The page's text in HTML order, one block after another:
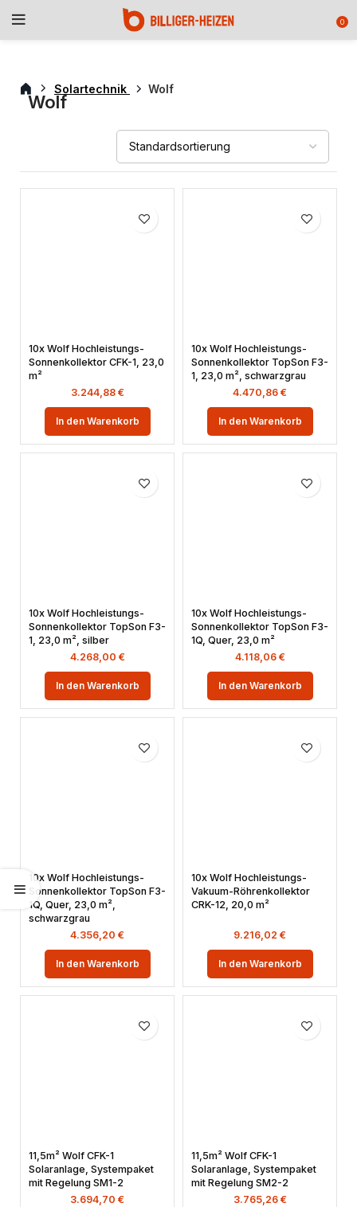
0
Solartechnik Wolf
Wolf
10x Wolf Hochleistungs-
Sonnenkollektor CFK-1, 23,0
m²
3.244,88 €
In den Warenkorb
10x Wolf Hochleistungs-
Sonnenkollektor TopSon F3-
1, 23,0 m², schwarzgrau
4.470,86 €
In den Warenkorb
10x Wolf Hochleistungs-
Sonnenkollektor TopSon F3-
1, 23,0 m², silber
4.268,00 €
In den Warenkorb
10x Wolf Hochleistungs-
Sonnenkollektor TopSon F3-
1Q, Quer, 23,0 m²
4.118,06 €
In den Warenkorb
10x Wolf Hochleistungs-
Sonnenkollektor TopSon F3-
1Q, Quer, 23,0 m²,
schwarzgrau
4.356,20 €
In den Warenkorb
10x Wolf Hochleistungs-
Vakuum-Röhrenkollektor
CRK-12, 20,0 m²
9.216,02 €
In den Warenkorb
11,5m² Wolf CFK-1
Solaranlage, Systempaket
mit Regelung SM1-2
3.694,70 €
11,5m² Wolf CFK-1
Solaranlage, Systempaket
mit Regelung SM2-2
3.765,26 €